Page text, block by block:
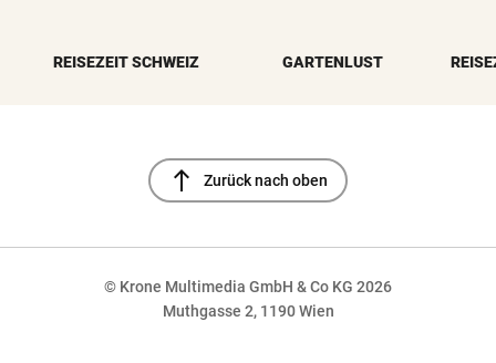
REISEZEIT SCHWEIZ GARTENLUST
north Zurück nach oben
© Krone Multimedia GmbH & Co KG 2026
Muthgasse 2, 1190 Wien